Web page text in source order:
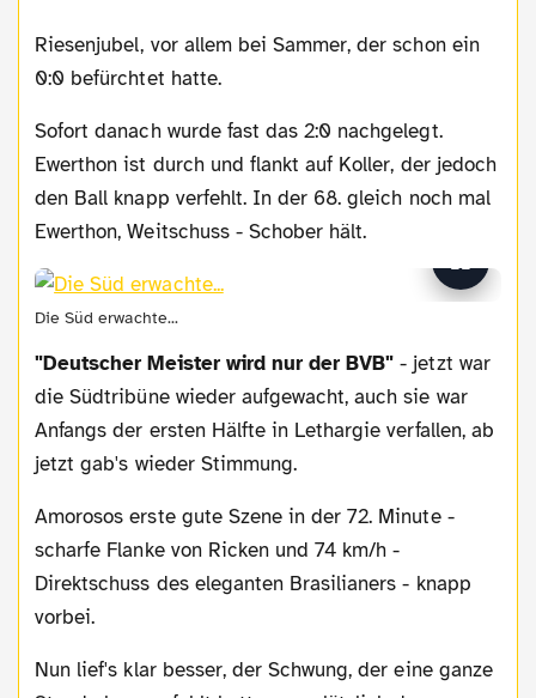
Riesenjubel, vor allem bei Sammer, der schon ein
0:0 befürchtet hatte.
Sofort danach wurde fast das 2:0 nachgelegt.
Ewerthon ist durch und flankt auf Koller, der jedoch
den Ball knapp verfehlt. In der 68. gleich noch mal
Ewerthon, Weitschuss - Schober hält.
Die Süd erwachte...
"Deutscher Meister wird nur der BVB" - jetzt war
die Südtribüne wieder aufgewacht, auch sie war
Anfangs der ersten Hälfte in Lethargie verfallen, ab
jetzt gab's wieder Stimmung.
Amorosos erste gute Szene in der 72. Minute -
scharfe Flanke von Ricken und 74 km/h -
Direktschuss des eleganten Brasilianers - knapp
vorbei.
Nun lief's klar besser, der Schwung, der eine ganze